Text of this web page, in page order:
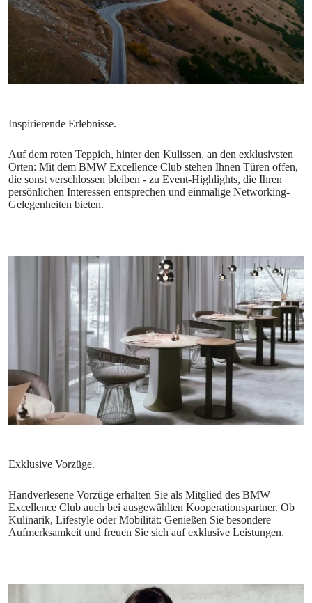
Auf dem roten Teppich, hinter den Kulissen, an den exklusivsten
Orten: Mit dem BMW Excellence Club stehen Ihnen Türen offen,
die sonst verschlossen bleiben - zu Event-Highlights, die Ihren
persönlichen Interessen entsprechen und einmalige Networking-
Gelegenheiten bieten.
Handverlesene Vorzüge erhalten Sie als Mitglied des BMW
Excellence Club auch bei ausgewählten Kooperationspartner. Ob
Kulinarik, Lifestyle oder Mobilität: Genießen Sie besondere
Aufmerksamkeit und freuen Sie sich auf exklusive Leistungen.